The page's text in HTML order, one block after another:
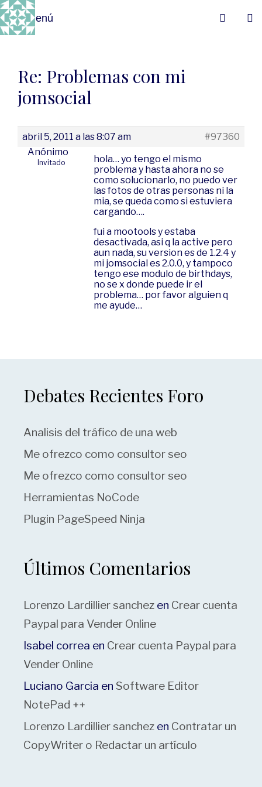
Menú
Re: Problemas con mi
jomsocial
abril 5, 2011 a las 8:07 am
#97360
Anónimo
Invitado
hola… yo tengo el mismo
problema y hasta ahora no se
como solucionarlo, no puedo ver
las fotos de otras personas ni la
mia, se queda como si estuviera
cargando….
fui a mootools y estaba
desactivada, asi q la active pero
aun nada, su version es de 1.2.4 y
mi jomsocial es 2.0.0, y tampoco
tengo ese modulo de birthdays,
no se x donde puede ir el
problema… por favor alguien q
me ayude…
Debates Recientes Foro
Analisis del tráfico de una web
Me ofrezco como consultor seo
Me ofrezco como consultor seo
Herramientas NoCode
Plugin PageSpeed Ninja
Últimos Comentarios
Lorenzo Lardillier sanchez en Crear cuenta
Paypal para Vender Online
Isabel correa en Crear cuenta Paypal para
Vender Online
Luciano Garcia en Software Editor
NotePad ++
Lorenzo Lardillier sanchez en Contratar un
CopyWriter o Redactar un artículo